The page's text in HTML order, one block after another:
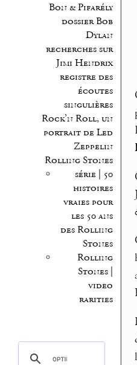
Bon & Pifarély
dossier Bob
Dylan
recherches sur
Jimi Hendrix
registre des
écoutes
singulières
Rock’n Roll, un
portrait de Led
Zeppelin
Rolling Stones
série | 50
histoires
vraies pour
les 50 ans
des Rolling
Stones
Rolling
Stones |
video
rarities